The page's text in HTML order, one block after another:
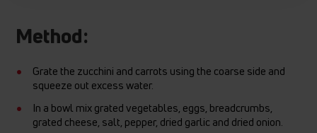
Method:
Grate the zucchini and carrots using the coarse side and
squeeze out excess water.
In a bowl mix grated vegetables, eggs, breadcrumbs,
grated cheese, salt, pepper, dried garlic and dried onion.